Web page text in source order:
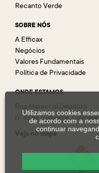
Recanto Verde
SOBRE NÓS
A Efficax
Negócios
Valores Fundamentais
Política de Privacidade
ONDE ESTAMOS
Rua Marechal Deodoro
n° 4251, Claudete,
Veja no mapa
Utilizamos cookies
de acordo com a
continuar